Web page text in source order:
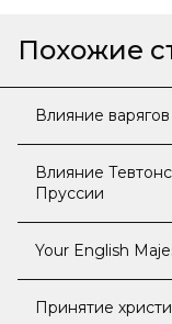
Похожие
Влияние
Влияние
Пруссии
Your English
Принятие